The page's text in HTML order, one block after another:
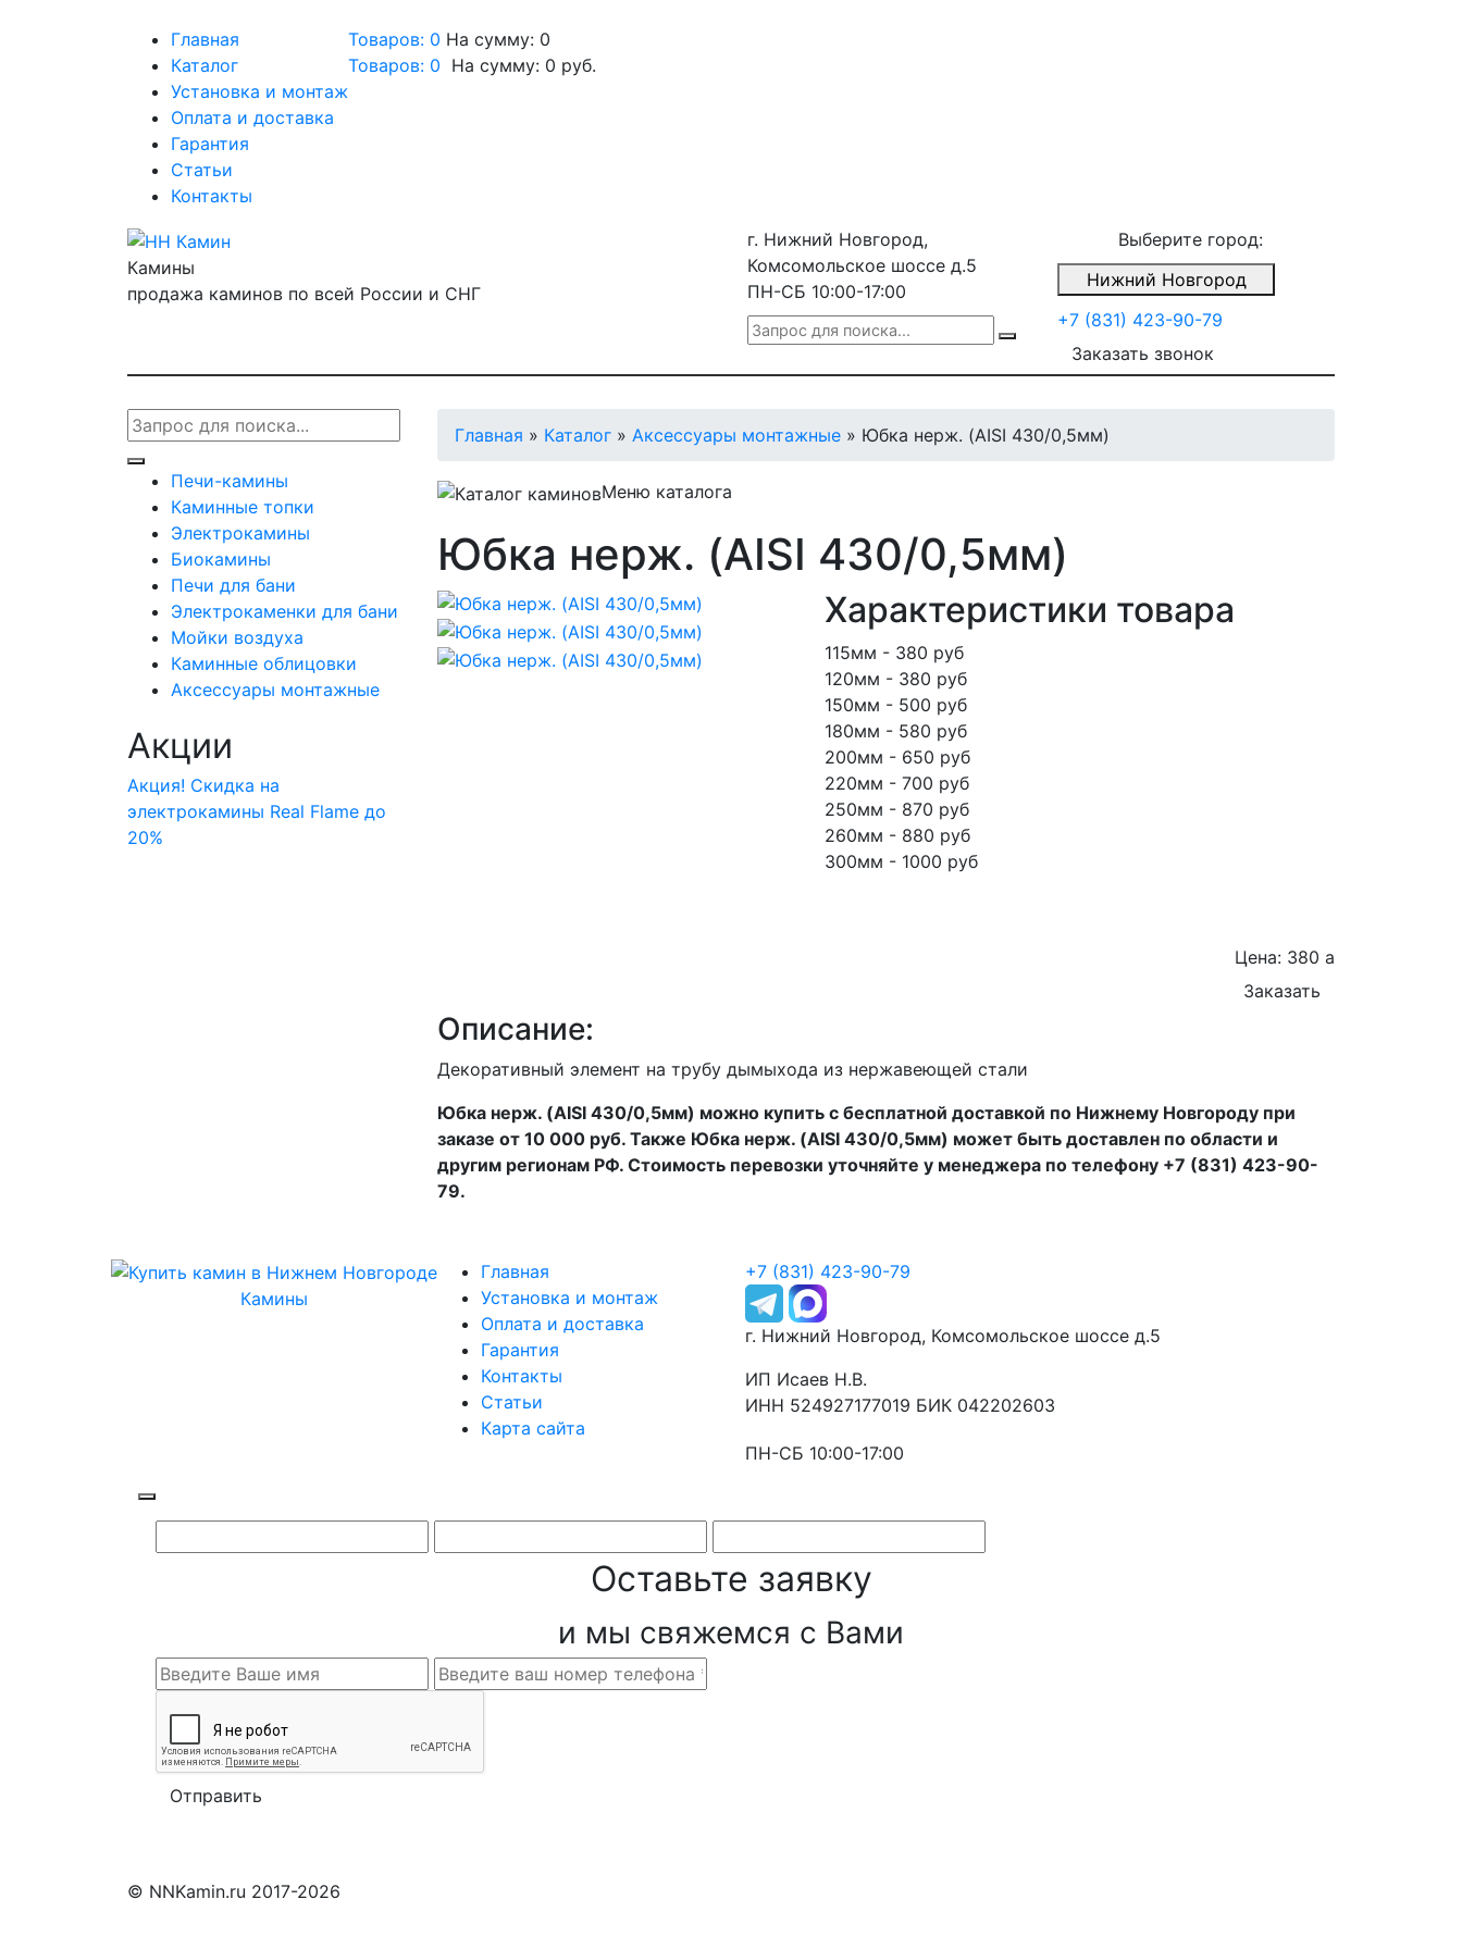
Главная
Каталог
Установка и монтаж
Оплата и доставка
Гарантия
Статьи
Контакты
Товаров: 0 На сумму: 0
Товаров: 0 На сумму: 0 руб.
Камины
продажа каминов по всей России и СНГ
г. Нижний Новгород,
Комсомольское шоссе д.5
ПН-СБ 10:00-17:00
Выберите город:
Нижний Новгород
+7 (831) 423-90-79
Заказать звонок
Печи-камины
Каминные топки
Электрокамины
Биокамины
Печи для бани
Электрокаменки для бани
Мойки воздуха
Каминные облицовки
Аксессуары монтажные
Акции
Акция! Скидка на
электрокамины Real Flame до
20%
Главная » Каталог » Аксессуары монтажные » Юбка нерж. (AISI 430/0,5мм)
Меню каталога
Юбка нерж. (AISI 430/0,5мм)
Характеристики товара
115мм - 380 руб
120мм - 380 руб
150мм - 500 руб
180мм - 580 руб
200мм - 650 руб
220мм - 700 руб
250мм - 870 руб
260мм - 880 руб
300мм - 1000 руб
Цена: 380 a
Заказать
Описание:
Декоративный элемент на трубу дымыхода из нержавеющей стали
Юбка нерж. (AISI 430/0,5мм) можно купить с бесплатной доставкой по Нижнему Новгороду при
заказе от 10 000 руб. Также Юбка нерж. (AISI 430/0,5мм) может быть доставлен по области и
другим регионам РФ. Стоимость перевозки уточняйте у менеджера по телефону +7 (831) 423-90-
79.
Камины
Главная
Установка и монтаж
Оплата и доставка
Гарантия
Контакты
Статьи
Карта сайта
+7 (831) 423-90-79
г. Нижний Новгород, Комсомольское шоссе д.5
ИП Исаев Н.В.
ИНН 524927177019 БИК 042202603
ПН-СБ 10:00-17:00
Оставьте заявку
и мы свяжемся с Вами
© NNKamin.ru 2017-2026